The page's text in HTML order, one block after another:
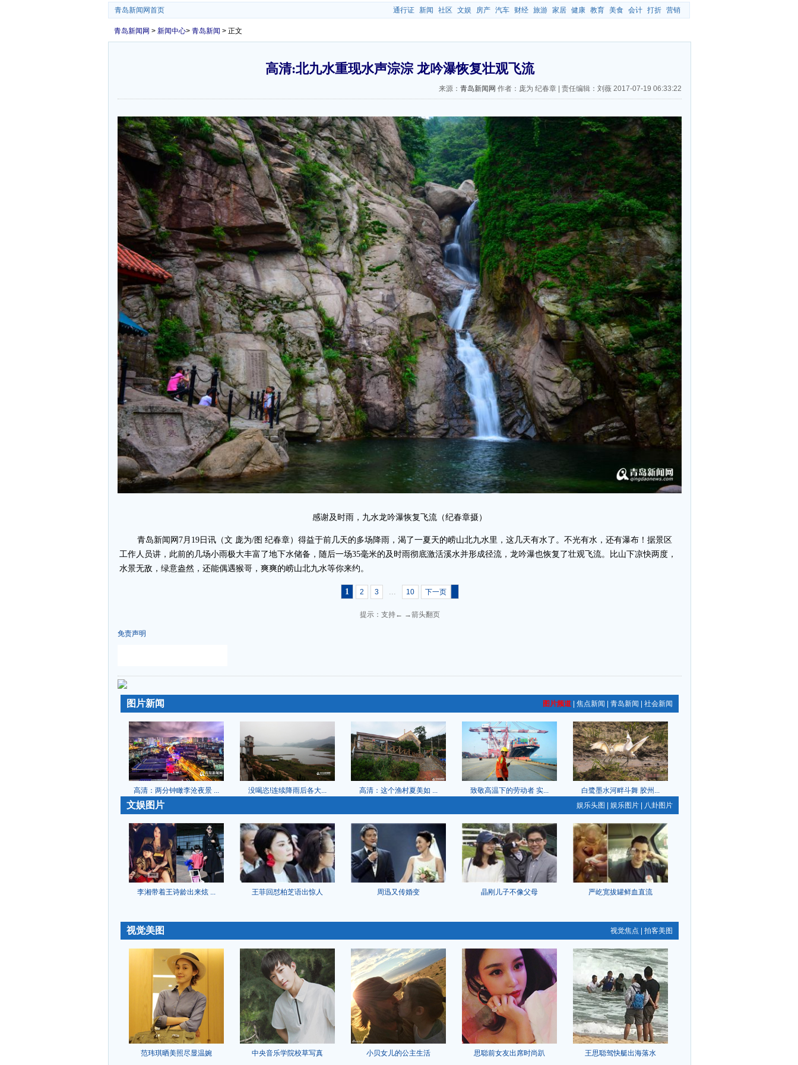
青岛新闻网首页 通行证 新闻 社区 文娱 房产 汽车 财经 旅游 家居 健康 教育 美食 会计 打折 营销
青岛新闻网 > 新闻中心> 青岛新闻 > 正文
高清:北九水重现水声淙淙 龙吟瀑恢复壮观飞流
来源： 青岛新闻网 作者：庞为 纪春章 责任编辑：刘薇 2017-07-19 06:33:22
感谢及时雨，九水龙吟瀑恢复飞流（纪春章摄）
青岛新闻网7月19日讯（文 庞为/图 纪春章）得益于前几天的多场降雨，渴了一夏天的崂山北九水里，这几天有水了。不光有水，还有瀑布！据景区
工作人员讲，此前的几场小雨极大丰富了地下水储备，随后一场35毫米的及时雨彻底激活溪水并形成径流，龙吟瀑也恢复了壮观飞流。比山下凉快两度，
水景无敌，绿意盎然，还能偶遇猴哥，爽爽的崂山北九水等你来约。
1 2 3 10 下一页
提示：支持← →箭头翻页
免责声明
-
-
图片频道 | 焦点新闻 | 青岛新闻 | 社会新闻
图片新闻
高清：两分钟瞰李沧夜景 ... 没喝恣!连续降雨后各大... 高清：这个渔村夏美如 ... 致敬高温下的劳动者 实...
白鹭墨水河畔斗舞 胶州...
娱乐头图 | 娱乐图片 | 八卦图片
文娱图片
李湘带着王诗龄出来炫 ... 王菲回怼柏芝语出惊人 周迅又传婚变 晶刚儿子不像父母 严屹宽拔罐鲜血直流
视觉焦点 | 拍客美图
视觉美图
范玮琪晒美照尽显温婉 中央音乐学院校草写真 小贝女儿的公主生活 思聪前女友出席时尚趴
王思聪驾快艇出海落水